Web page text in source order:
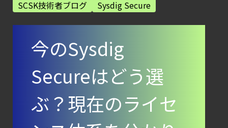
2026
年に脅威の状況を根本から変えた
4 つの側面
【ブログ】
CSPMとは？
Posture
SCSK技術者ブログ
Sysdig Secure
今のSysdig
Secureはどう選
ぶ？現在のライセ